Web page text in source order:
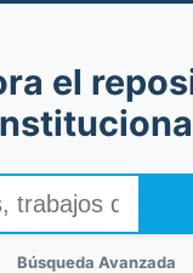
el
Búsqueda Avanzada